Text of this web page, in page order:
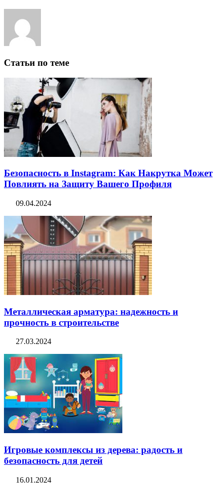
Статьи по теме
Безопасность в Instagram: Как Накрутка Может
Повлиять на Защиту Вашего Профиля
09.04.2024
Металлическая арматура: надежность и
прочность в строительстве
27.03.2024
Игровые комплексы из дерева: радость и
безопасность для детей
16.01.2024